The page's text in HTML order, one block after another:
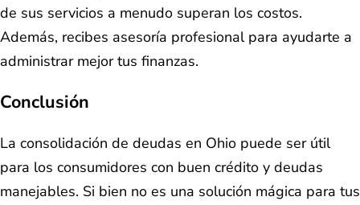
de sus servicios a menudo superan los costos.
Además, recibes asesoría profesional para ayudarte a
administrar mejor tus finanzas.
Conclusión
La consolidación de deudas en Ohio puede ser útil
para los consumidores con buen crédito y deudas
manejables. Si bien no es una solución mágica para tus